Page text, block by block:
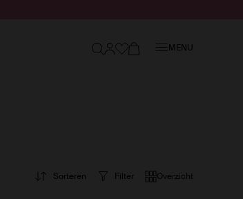
MENU
Filter Overzicht
Sorteren